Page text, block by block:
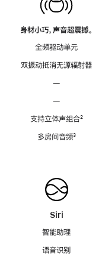
身材小巧，声音超震撼。
全频驱动单元
双振动抵消无源辐射器
—
—
支持立体声组合脚
²
多房间音频脚
³
Siri
智能助理
语音识别